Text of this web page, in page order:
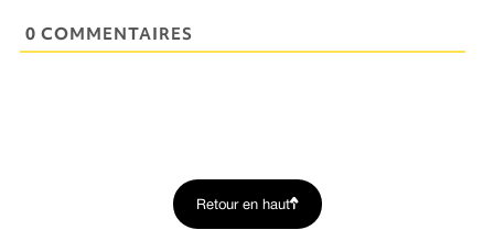
0 COMMENTAIRES
Retour en haut